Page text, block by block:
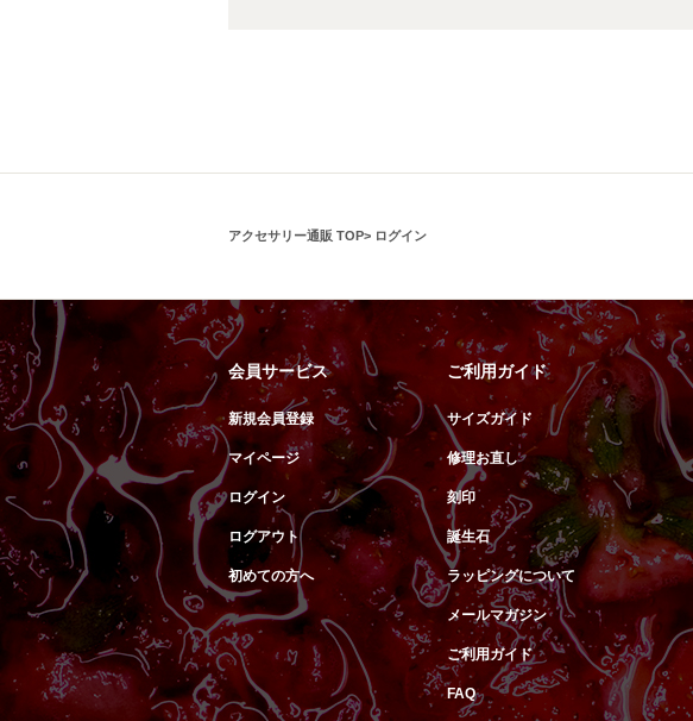
アクセサリー通販 TOP ログイン
会員サービス
新規会員登録
マイページ
ログイン
ログアウト
初めての方へ
ご利用ガイド
サイズガイド
修理お直し
刻印
誕生石
ラッピングについて
メールマガジン
ご利用ガイド
FAQ